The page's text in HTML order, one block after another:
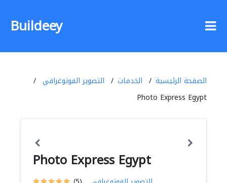
Buildeey
الصفحة الرئيسية الخدمات
التصوير الفوتوغرافي
Photo Express Egypt
Photo Express Egypt